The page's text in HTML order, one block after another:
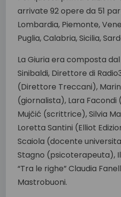
arrivate 92 opere da 51
Lombardia, Piemonte,
Puglia, Calabria, Sicilia,
La Giuria era composta
Sinibaldi, Direttore di
(Direttore Treccani),
(giornalista), Lara Facondi
Mujčić (scrittrice), Silvia
Loretta Santini (Elliot
Scaiola (docente
Stagno (psicoterapeuta),
“Tra le righe” Claudia
Mastrobuoni.